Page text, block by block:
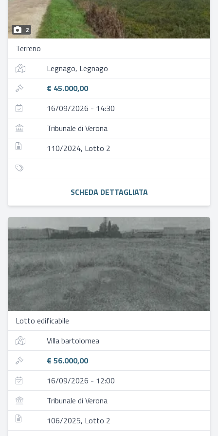
2
Terreno
Legnago, Legnago
€ 45.000,00
16/09/2026 - 14:30
Tribunale di Verona
110/2024, Lotto 2
SCHEDA DETTAGLIATA
Lotto edificabile
Villa bartolomea
€ 56.000,00
16/09/2026 - 12:00
Tribunale di Verona
106/2025, Lotto 2